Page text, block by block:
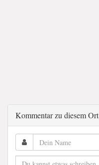
Kommentar zu diesem Ort